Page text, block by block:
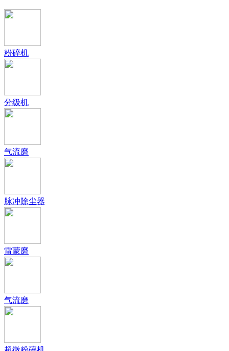
粉碎机
分级机
气流磨
脉冲除尘器
雷蒙磨
气流磨